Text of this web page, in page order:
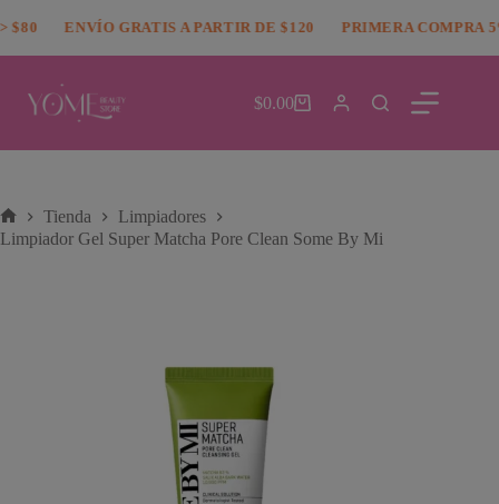
al
ENVÍO GRATIS A PARTIR DE $120 PRIMERA COMPRA
Carro
compra
$0.00
Inicio
Tienda
Limpiadores
Limpiador Gel Super Matcha Pore Clean Some By Mi